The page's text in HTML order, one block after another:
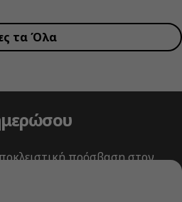
τα Όλα
πρόσβαση στον